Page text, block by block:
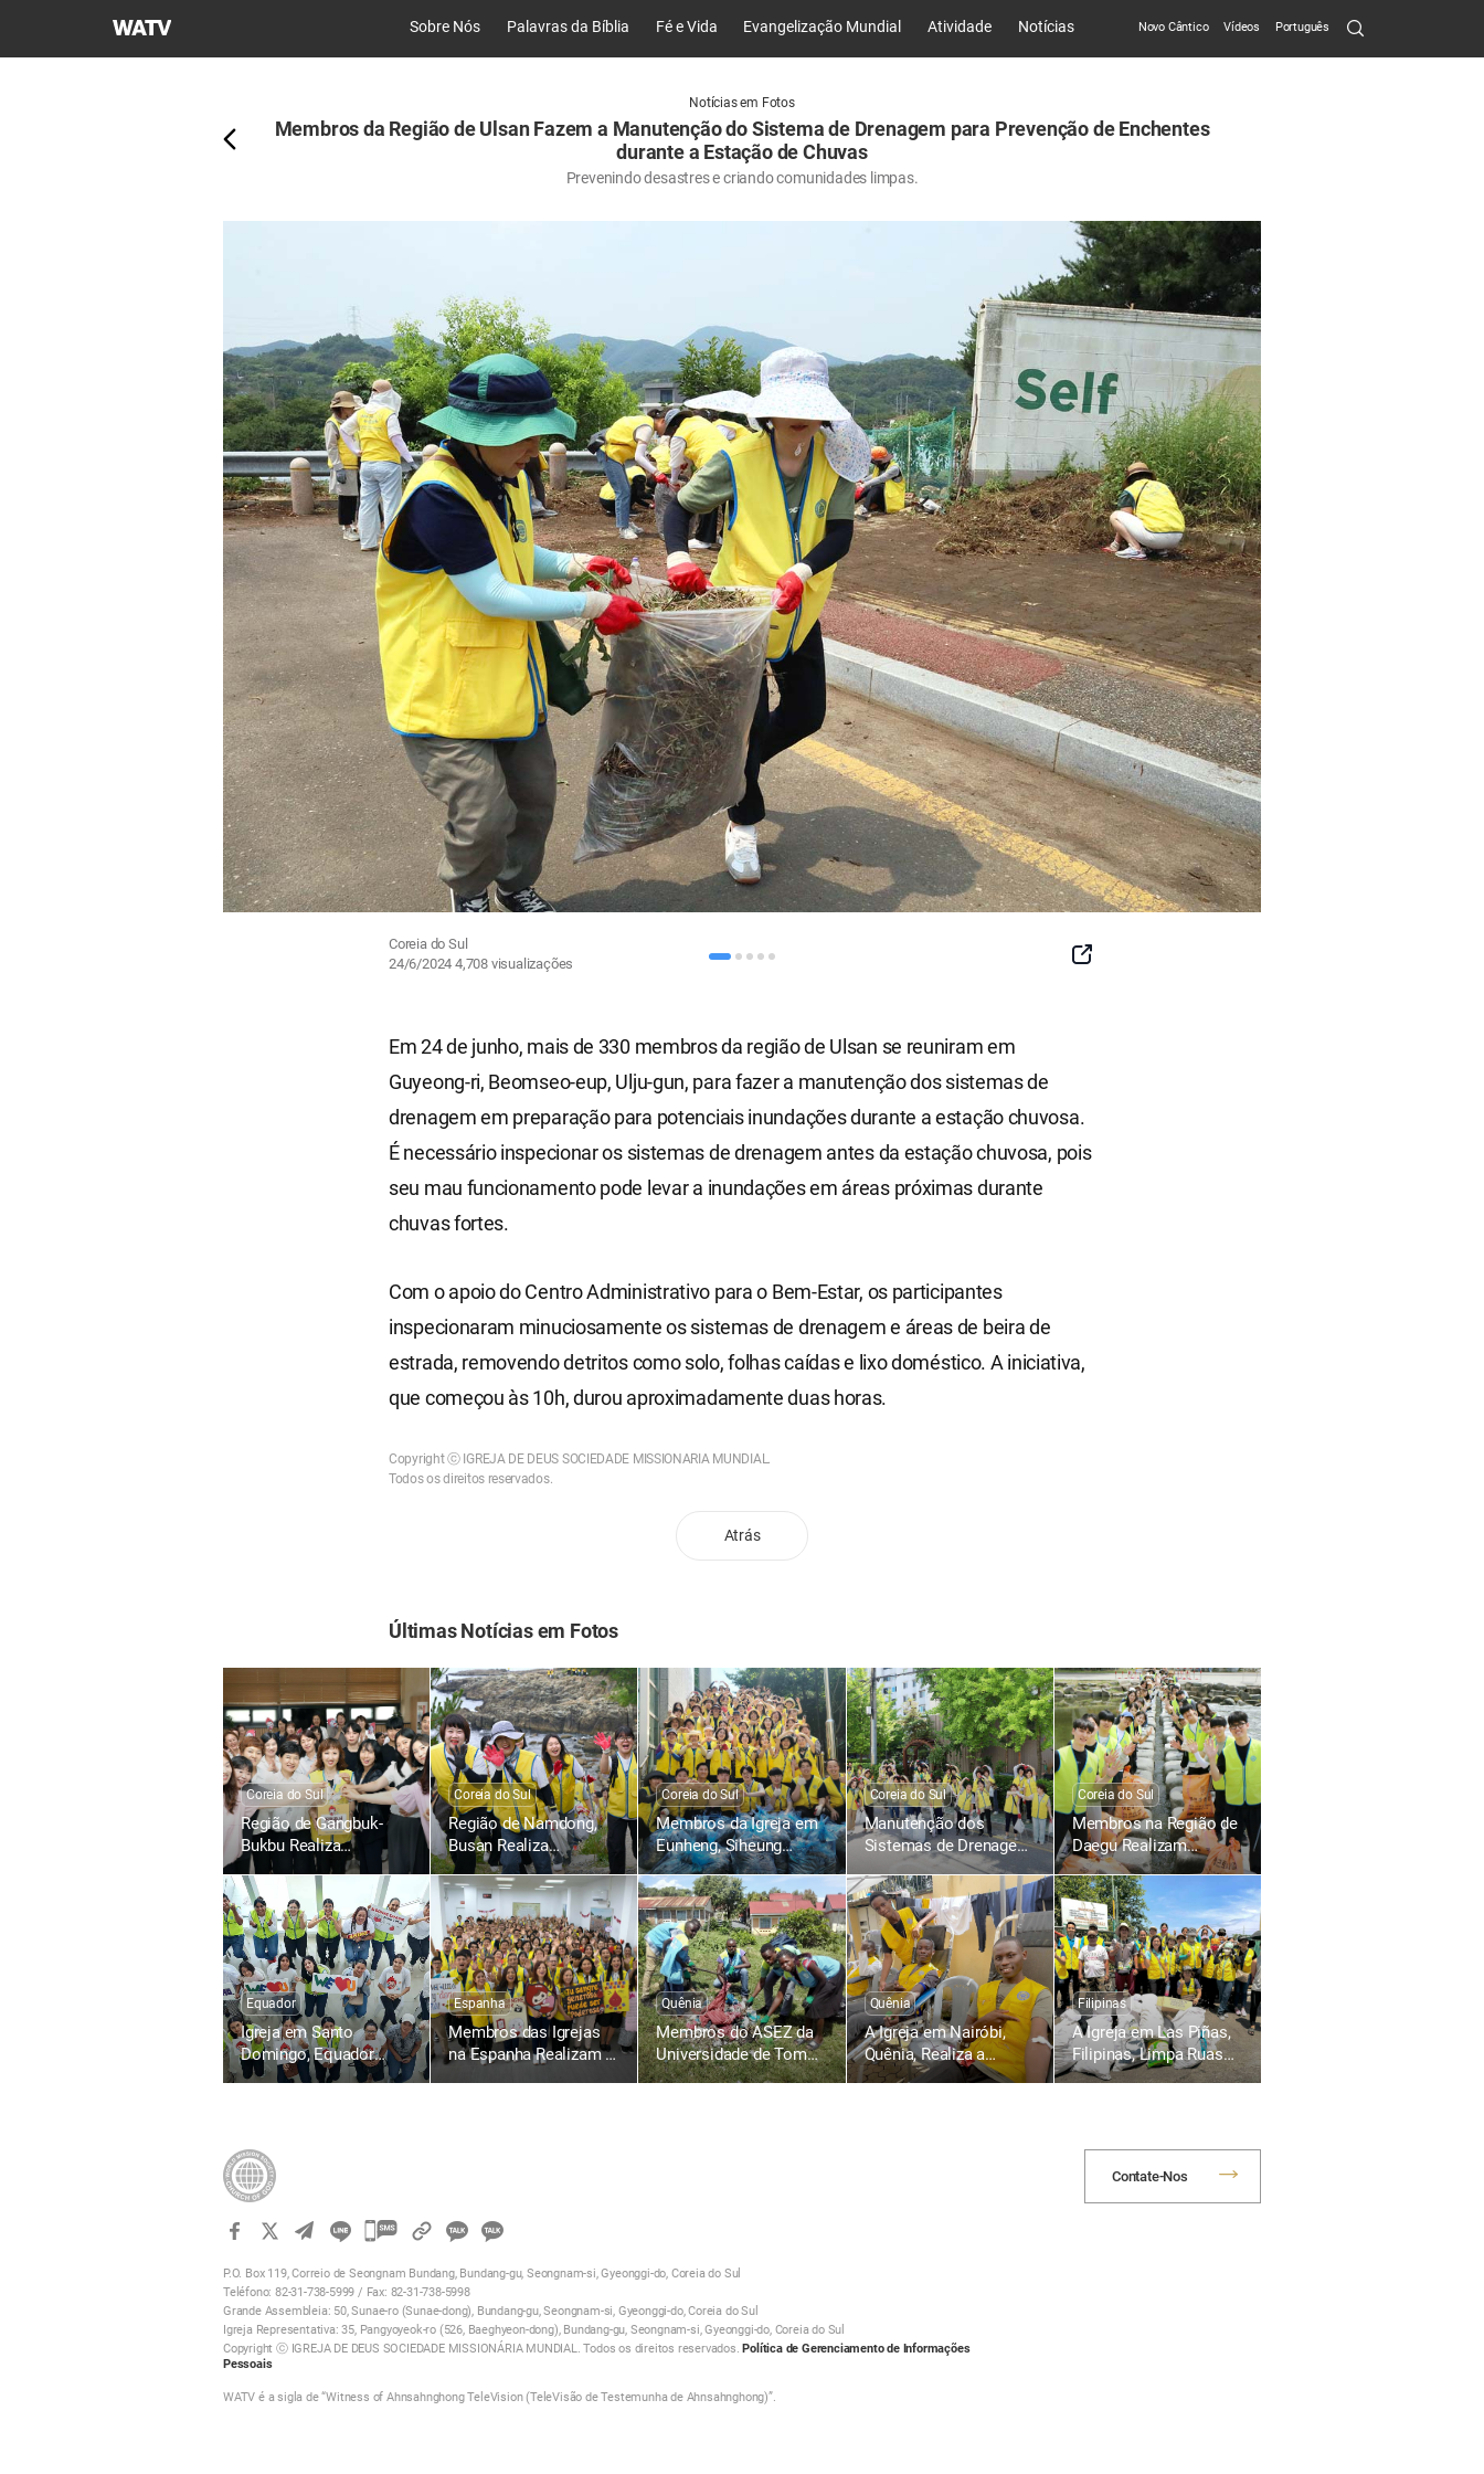
Igreja
Missionária
Sobre Nós Palavras da Bíblia Fé e Vida Evangelização Mundial Atividade Notícias Novo Cântico Vídeos Português Search
Submit
Notícias em Fotos
Membros da Região de Ulsan Fazem a Manutenção do Sistema de Drenagem para Prevenção de Enchentes
durante a Estação de Chuvas
Prevenindo desastres e criando comunidades limpas.
Coreia do Sul
24/6/2024 4,708 visualizações
SNS
Em 24 de junho, mais de 330 membros da região de Ulsan se reuniram em
Guyeong-ri, Beomseo-eup, Ulju-gun, para fazer a manutenção dos sistemas de
drenagem em preparação para potenciais inundações durante a estação chuvosa.
É necessário inspecionar os sistemas de drenagem antes da estação chuvosa, pois
seu mau funcionamento pode levar a inundações em áreas próximas durante
chuvas fortes.
Com o apoio do Centro Administrativo para o Bem-Estar, os participantes
inspecionaram minuciosamente os sistemas de drenagem e áreas de beira de
estrada, removendo detritos como solo, folhas caídas e lixo doméstico. A iniciativa,
que começou às 10h, durou aproximadamente duas horas.
Copyright ⓒ IGREJA DE DEUS SOCIEDADE MISSIONARIA MUNDIAL.
Todos os direitos reservados.
Atrás
Últimas Notícias em Fotos
Coreia do Sul
Região de Gangbuk-
Bukbu Realiza
Campanhas de Doação
de Sangue no Banco de
Sangue Seul-Dongbu
Coreia do Sul
Região de Namdong,
Busan Realiza
Campanha “Apaguemos
as Pegadas de
Plástico”
Coreia do Sul
Membros da Igreja em
Eunheng, Siheung
Fizeram a Manutenção
dos Sistemas de
Drenagem em
Preparação para a
Estação das Chuvas
Coreia do Sul
Manutenção dos
Sistemas de Drenagem
no Distrito de Gangseo,
Seul antes da Estação
de Chuvas
Coreia do Sul
Membros na Região de
Daegu Realizam
Campanha “Apaguemos
as Pegadas de
Plástico”
Equador
Igreja em Santo
Domingo, Equador
Realiza a 1.504ª
Páscoa
Espanha
Membros das Igrejas
na Espanha Realizam a
Quênia
Membros do ASEZ da
Universidade de Tom
Mboya Realizam a
Quênia
A Igreja em Nairóbi,
Quênia, Realiza a
Campanha Mundial de
Filipinas
A Igreja em Las Piñas,
Filipinas, Limpa Ruas
Próximas
카
오
톡
공
유
카
오
톡
공
하
P.O. Box 119, Correio de Seongnam Bundang, Bundang-gu, Seongnam-si, Gyeonggi-do, Coreia do Sul
Teléfono: 82-31-738-5999 / Fax: 82-31-738-5998
Grande Assembleia: 50, Sunae-ro (Sunae-dong), Bundang-gu, Seongnam-si, Gyeonggi-do, Coreia do Sul
Igreja Representativa: 35, Pangyoyeok-ro (526, Baeghyeon-dong), Bundang-gu, Seongnam-si, Gyeonggi-do, Coreia do Sul
Copyright ⓒ IGREJA DE DEUS SOCIEDADE MISSIONÁRIA MUNDIAL. Todos os direitos reservados.Política de Gerenciamento de Informações
Pessoais
WATV é a sigla de “Witness of Ahnsahnghong TeleVision (TeleVisão de Testemunha de Ahnsahnghong)”.
Contate-Nos